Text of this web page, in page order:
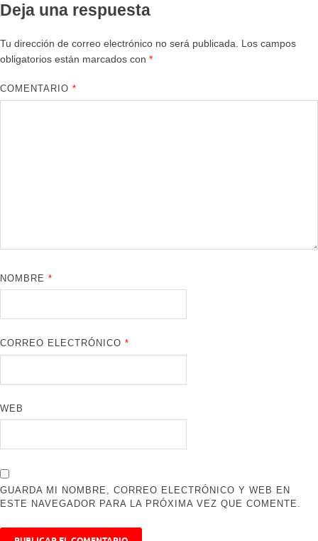
Deja una respuesta
Tu dirección de correo electrónico no será publicada.
Los campos
obligatorios están marcados con *
COMENTARIO*
NOMBRE*
CORREO ELECTRÓNICO*
WEB
GUARDA MI NOMBRE, CORREO ELECTRÓNICO Y WEB EN
ESTE NAVEGADOR PARA LA PRÓXIMA VEZ QUE COMENTE.